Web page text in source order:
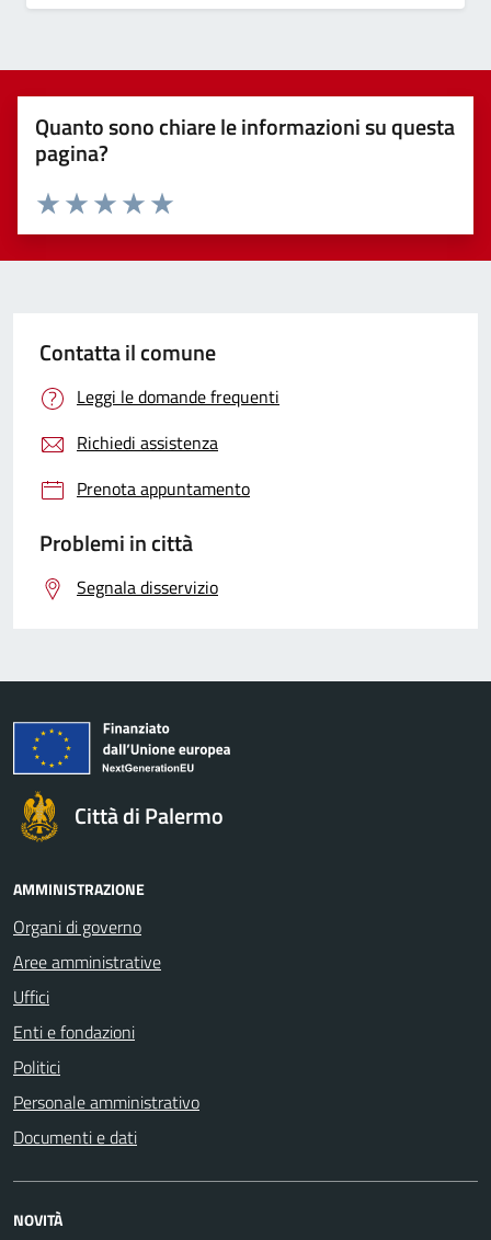
Quanto sono chiare le informazioni su questa
pagina?
Valuta 5 stelle su 5
Valuta 4 stelle su 5
Valuta 3 stelle su 5
Valuta 2 stelle su 5
Valuta 1 stelle su 5
Contatta il comune
Leggi le domande frequenti
Richiedi assistenza
Prenota appuntamento
Problemi in città
Segnala disservizio
Città di Palermo
AMMINISTRAZIONE
Organi di governo
Aree amministrative
Uffici
Enti e fondazioni
Politici
Personale amministrativo
Documenti e dati
NOVITÀ